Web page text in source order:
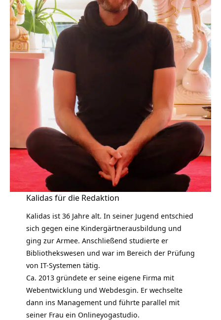
Kalidas für die Redaktion
Kalidas ist 36 Jahre alt. In seiner Jugend entschied
sich gegen eine Kindergärtnerausbildung und
ging zur Armee. Anschließend studierte er
Bibliothekswesen und war im Bereich der Prüfung
von IT-Systemen tätig.
Ca. 2013 gründete er seine eigene Firma mit
Webentwicklung und Webdesgin. Er wechselte
dann ins Management und führte parallel mit
seiner Frau ein Onlineyogastudio.